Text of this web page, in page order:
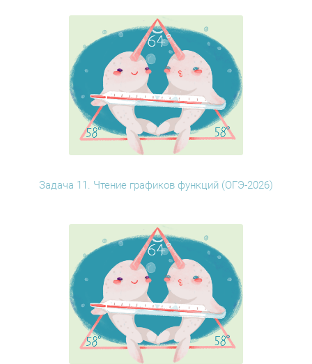
Задача 11. Чтение графиков функций (ОГЭ-2026)